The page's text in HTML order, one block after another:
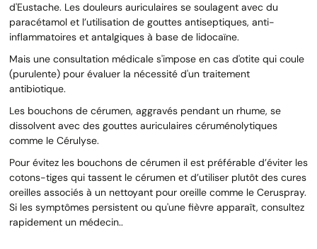
d'Eustache. Les douleurs auriculaires se soulagent avec du
paracétamol et l’utilisation de gouttes antiseptiques, anti-
inflammatoires et antalgiques à base de lidocaïne.
Mais une consultation médicale s'impose en cas d'otite qui coule
(purulente) pour évaluer la nécessité d'un traitement
antibiotique.
Les bouchons de cérumen, aggravés pendant un rhume, se
dissolvent avec des gouttes auriculaires céruménolytiques
comme le Cérulyse.
Pour évitez les bouchons de cérumen il est préférable d’éviter les
cotons-tiges qui tassent le cérumen et d’utiliser plutôt des cures
oreilles associés à un nettoyant pour oreille comme le Ceruspray.
Si les symptômes persistent ou qu'une fièvre apparaît, consultez
rapidement un médecin..